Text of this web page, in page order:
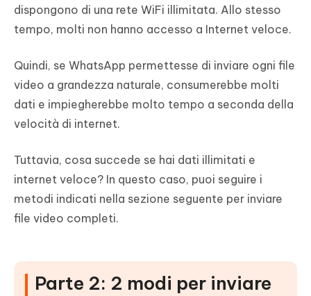
dispongono di una rete WiFi illimitata. Allo stesso
tempo, molti non hanno accesso a Internet veloce.
Quindi, se WhatsApp permettesse di inviare ogni file
video a grandezza naturale, consumerebbe molti
dati e impiegherebbe molto tempo a seconda della
velocità di internet.
Tuttavia, cosa succede se hai dati illimitati e
internet veloce? In questo caso, puoi seguire i
metodi indicati nella sezione seguente per inviare
file video completi.
Parte 2: 2 modi per inviare